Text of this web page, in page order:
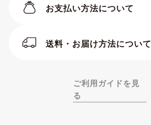
お支払い方法について
送料・お届け方法について
ご利用ガイドを見
る